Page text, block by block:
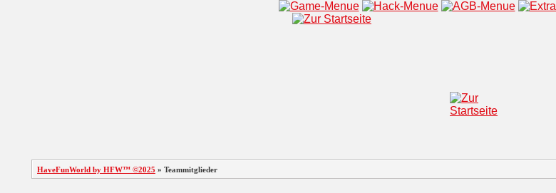
HaveFunWorld by HFW™ ©2025 » Teammitglieder